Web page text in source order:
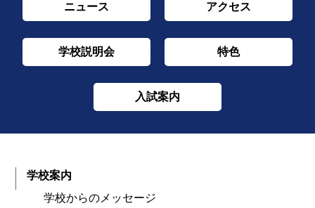
ニュース アクセス
学校説明会 特色
入試案内
学校案内
学校からのメッセージ